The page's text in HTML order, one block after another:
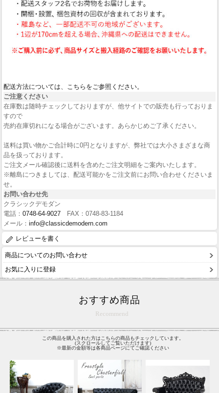
配送方法については、こちらをご参照ください。
ご注意ください
在庫数は随時チェックしておりますが、他サイトでの販売も行っておりま
すので
売約在庫切れになる場合がございます。あらかじめご了承ください。
送料は買い物かご合計時に0円となりますが、弊社では大小さまざまな商
品を扱っております。
ご注文メール確認後に送料を含めたご注文明細をご案内いたします。
※離島につきましては、配送可能かをご注文前にお問い合わせくださいま
せ。
お問い合わせ先
クラシックデモダン
電話： 0748-64-9027 FAX：0748-83-1184
メール： info@classicdemodern.com
レビューを書く
商品についてのお問い合わせ
お気に入りに登録
おすすめ商品
Recommend
この商品を購入された方はこちらの商品もチェックしています。
(スクロールしてご覧いただけます)
※最新の金額等は各商品ページにてご確認ください